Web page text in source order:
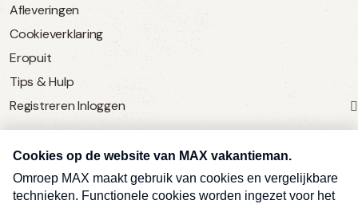
Afleveringen
Cookieverklaring
Eropuit
Tips & Hulp
Registreren Inloggen
SERVICE
Over Omroep MAX